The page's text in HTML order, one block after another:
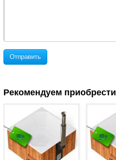
Отправить
Рекомендуем приобрести